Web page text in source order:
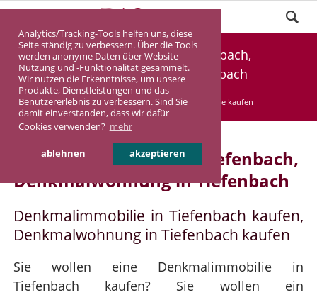
Analytics/Tracking-Tools helfen uns, diese
Seite ständig zu verbessern. Über die Tools
werden anonyme Daten über Website-
Nutzung und -Funktionalität gesammelt.
Wir nutzen die Erkenntnisse, um unsere
Produkte, Dienstleistungen und das
Benutzererlebnis zu verbessern. Sind Sie
damit einverstanden, dass wir dafür
Cookies verwenden? mehr
ablehnen akzeptieren
Denkmalimmobilie Tiefenbach,
Denkmalwohnung Tiefenbach
DASINVEST Service Denkmalimmobilie kaufen
Denkmalimmobilie in Tiefenbach,
Denkmalwohnung in Tiefenbach
Denkmalimmobilie in Tiefenbach kaufen,
Denkmalwohnung in Tiefenbach kaufen
Sie wollen eine Denkmalimmobilie in
Tiefenbach kaufen? Sie wollen ein